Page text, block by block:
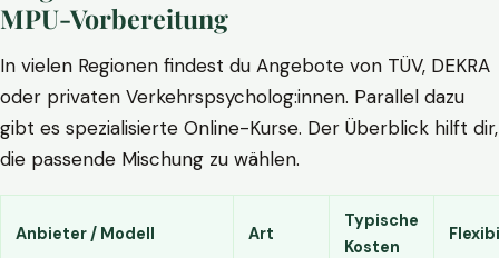
MPU-Vorbereitung
In vielen Regionen findest du Angebote von TÜV, DEKRA
oder privaten Verkehrspsycholog:innen. Parallel dazu
gibt es spezialisierte Online-Kurse. Der Überblick hilft dir,
die passende Mischung zu wählen.
Anbieter / Modell Art
Typische
Kosten